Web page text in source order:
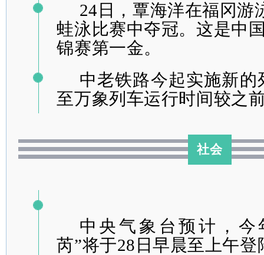
24日，覃海洋在福冈游
蛙泳比赛中夺冠。这是中
锦赛第一金。
中老铁路今起实施新的
至万象列车运行时间较之
社会
中央气象台预计，
芮”将于28日早晨至上午登